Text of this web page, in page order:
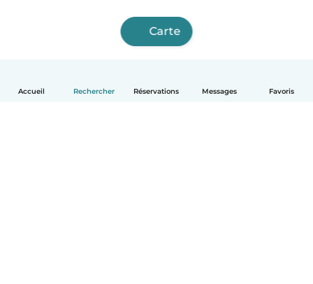
Accueil Rechercher Réservations Messages Favoris
Carte